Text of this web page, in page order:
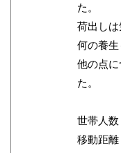
た。
荷出し
何の養生
他の点
た。
世帯人数
移動距